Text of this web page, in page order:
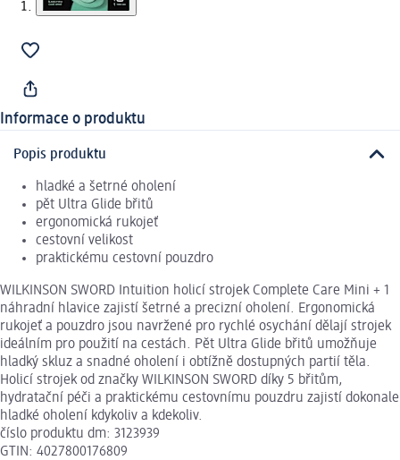
Informace o produktu
Popis produktu
hladké a šetrné oholení
pět Ultra Glide břitů
ergonomická rukojeť
cestovní velikost
praktickému cestovní pouzdro
WILKINSON SWORD Intuition holicí strojek Complete Care Mini + 1
náhradní hlavice zajistí šetrné a precizní oholení. Ergonomická
rukojeť a pouzdro jsou navržené pro rychlé osychání dělají strojek
ideálním pro použití na cestách. Pět Ultra Glide břitů umožňuje
hladký skluz a snadné oholení i obtížně dostupných partií těla.
Holicí strojek od značky WILKINSON SWORD díky 5 břitům,
hydratační péči a praktickému cestovnímu pouzdru zajistí dokonale
hladké oholení kdykoliv a kdekoliv.
číslo produktu dm: 3123939
GTIN: 4027800176809